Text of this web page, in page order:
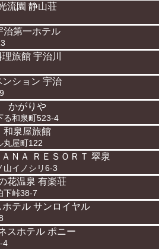
流園 静山荘
治第一ホテル
理旅館 宇治川
ンション 宇治
かがりや
る和泉町523-4
和泉屋旅館
丸屋町122
ＮＡ ＲＥＳＯＲＴ 翠泉
山イノシリ6-3
花温泉 有楽荘
下峠38-7
ホテル サンロイヤル
スホテル ポニー
4